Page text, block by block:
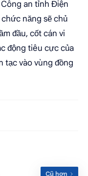
an tỉnh Điện
năng sẽ chủ
đầu, cốt cán vi
động tiêu cực của
tạc vào vùng đồng